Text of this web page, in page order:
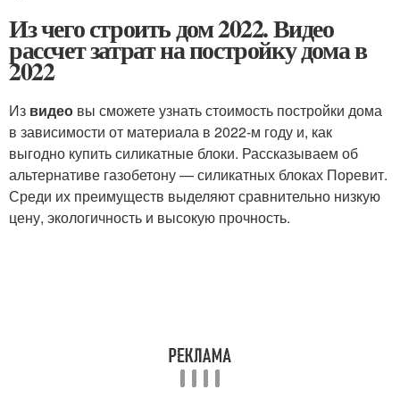
Из чего строить дом 2022. Видео
рассчет затрат на постройку дома в
2022
Из видео вы сможете узнать стоимость постройки дома
в зависимости от материала в 2022-м году и, как
выгодно купить силикатные блоки. Рассказываем об
альтернативе газобетону — силикатных блоках Поревит.
Среди их преимуществ выделяют сравнительно низкую
цену, экологичность и высокую прочность.